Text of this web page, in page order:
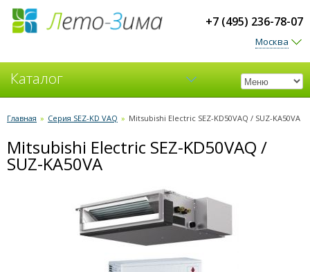
+7 (495) 236-78-07
Москва
Каталог
Кондиционеры
Вентиляция
Главная » Серия SEZ-KD VAQ » Mitsubishi Electric SEZ-KD50VAQ / SUZ-KA50VA
Mitsubishi Electric SEZ-KD50VAQ /
SUZ-KA50VA